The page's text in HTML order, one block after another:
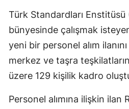
Türk Standardları Enstitüsü
bünyesinde çalışmak
yeni bir personel alım
merkez ve taşra
üzere 129 kişilik kadro
Personel alımına ilişkin ilan